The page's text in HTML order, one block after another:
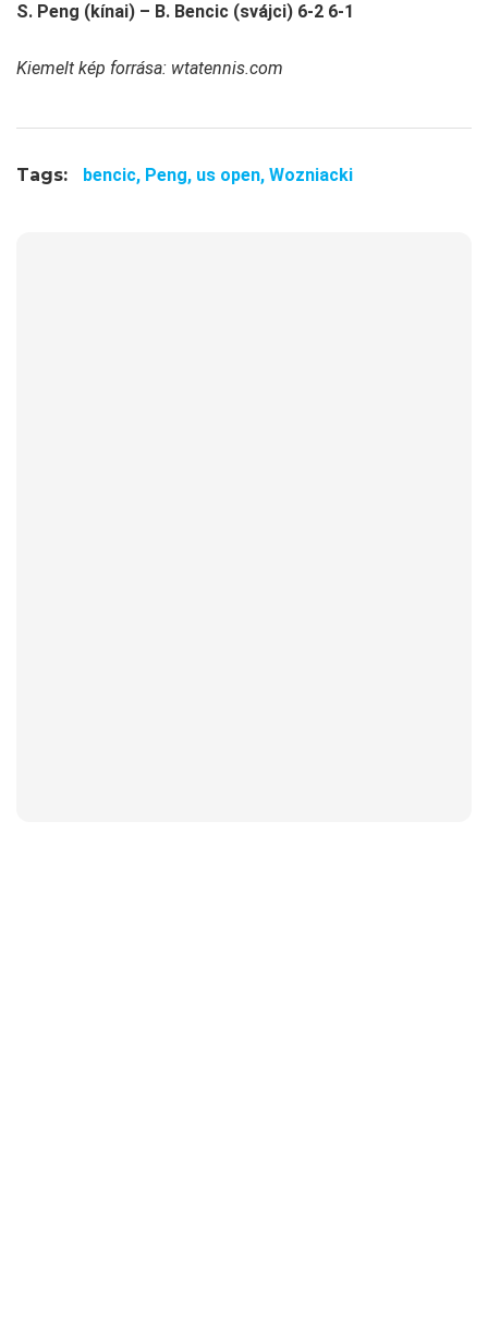
S. Peng (kínai) – B. Bencic (svájci) 6-2 6-1
Kiemelt kép forrása: wtatennis.com
Tags: bencic, Peng, us open, Wozniacki